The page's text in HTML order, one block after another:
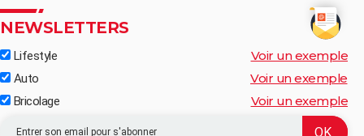
NEWSLETTERS
Lifestyle Voir un exemple
Auto Voir un exemple
Bricolage Voir un exemple